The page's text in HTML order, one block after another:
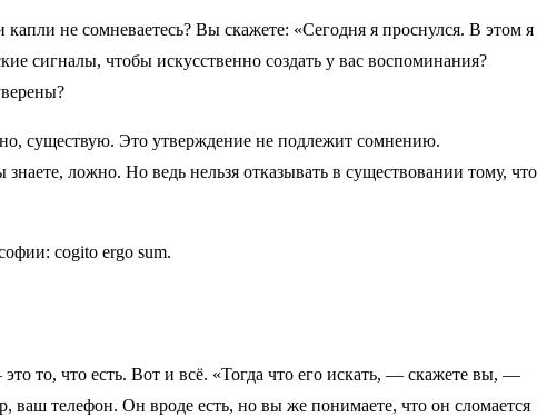
не сомневаетесь? Вы скажете: «Сегодня я проснулся. В этом я
сигналы, чтобы искусственно создать у вас воспоминания?
существую. Это утверждение не подлежит сомнению.
ложно. Но ведь нельзя отказывать в существовании тому, что
cogito ergo sum.
то, что есть. Вот и всё. «Тогда что его искать, — скажете вы, —
ваш телефон. Он вроде есть, но вы же понимаете, что он сломается